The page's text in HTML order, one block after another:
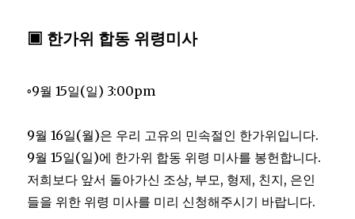
▣ 한가위 합동 위령미사
◦9월 15일(일) 3:00pm
9월 16일(월)은 우리 고유의 민속절인 한가위입니다.
9월 15일(일)에 한가위 합동 위령 미사를 봉헌합니다.
저희보다 앞서 돌아가신 조상, 부모, 형제, 친지, 은인
들을 위한 위령 미사를 미리 신청해주시기 바랍니다.